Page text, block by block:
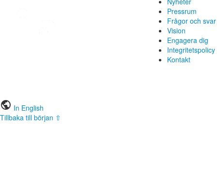
Pressrum
Frågor och svar
Vision
Engagera dig
Integritetspolicy
Kontakt
public In English
Tillbaka till början ⇧